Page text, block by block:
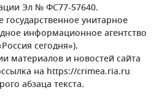
Эл № ФС77-57640.
унитарное
информационное агентство
сегодня»).
материалов и новостей сайта
на https://crimea.ria.ru
абзаца текста.